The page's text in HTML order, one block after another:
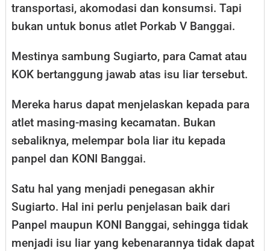
transportasi, akomodasi dan konsumsi. Tapi
bukan untuk bonus atlet Porkab V Banggai.
Mestinya sambung Sugiarto, para Camat atau
KOK bertanggung jawab atas isu liar tersebut.
Mereka harus dapat menjelaskan kepada para
atlet masing-masing kecamatan. Bukan
sebaliknya, melempar bola liar itu kepada
panpel dan KONI Banggai.
Satu hal yang menjadi penegasan akhir
Sugiarto. Hal ini perlu penjelasan baik dari
Panpel maupun KONI Banggai, sehingga tidak
menjadi isu liar yang kebenarannya tidak dapat